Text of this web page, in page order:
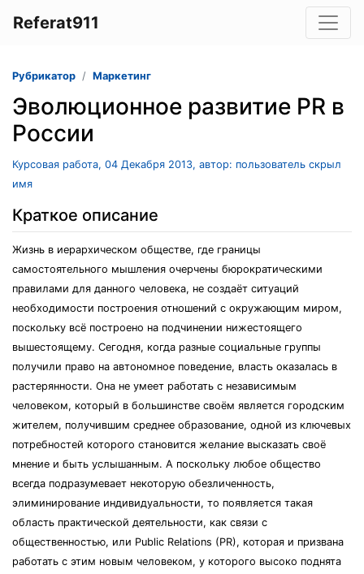
Referat911
Рубрикатор Маркетинг
Эволюционное развитие PR в
России
Курсовая работа, 04 Декабря 2013, автор: пользователь скрыл
имя
Краткое описание
Жизнь в иерархическом обществе, где границы
самостоятельного мышления очерчены бюрократическими
правилами для данного человека, не создаёт ситуаций
необходимости построения отношений с окружающим миром,
поскольку всё построено на подчинении нижестоящего
вышестоящему. Сегодня, когда разные социальные группы
получили право на автономное поведение, власть оказалась в
растерянности. Она не умеет работать с независимым
человеком, который в большинстве своём является городским
жителем, получившим среднее образование, одной из ключевых
потребностей которого становится желание высказать своё
мнение и быть услышанным. А поскольку любое общество
всегда подразумевает некоторую обезличенность,
элиминирование индивидуальности, то появляется такая
область практической деятельности, как связи с
общественностью, или Public Relations (PR), которая и призвана
работать с этим новым человеком, у которого высоко поднята